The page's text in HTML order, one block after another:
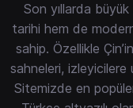
Son yıllarda
tarihi hem de
sahip. Özellikle
sahneleri, izleyicilere
Sitemizde en